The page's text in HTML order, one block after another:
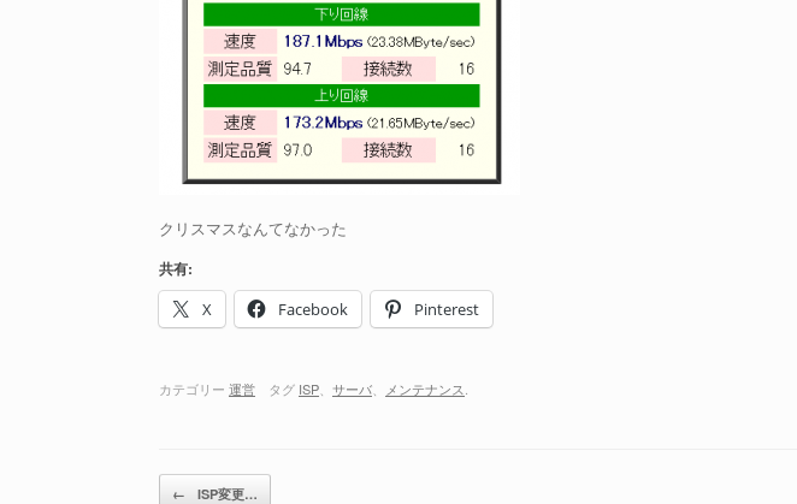
クリスマスなんてなかった
共有:
X
Facebook Pinterest
カテゴリー 運営 タグ ISP サーバ メンテナンス
投稿ナビゲーション
← ISP変更…